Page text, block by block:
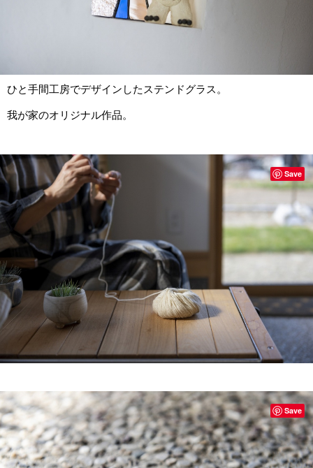
ひと手間工房でデザインしたステンドグラス。
我が家のオリジナル作品。
Save
Save